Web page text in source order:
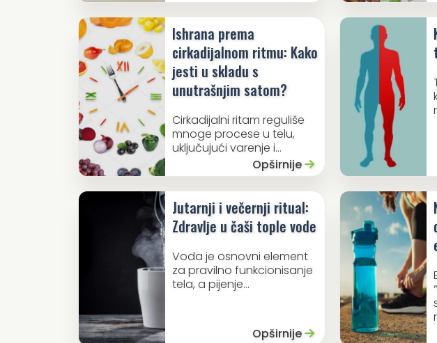
Ishrana prema
cirkadijalnom ritmu: Kako
jesti u skladu s
unutrašnjim satom?
Cirkadijalni ritam reguliše
mnoge procese u telu,
uključujući varenje i...
Opširnije
Jutarnji i večernji ritual:
Zdravlje u čaši tople vode
Voda je osnovni element
za pravilno funkcionisanje
tela, a pijenje...
Opširnije